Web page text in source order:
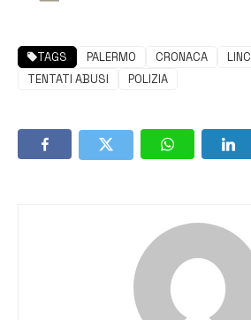
TAGS PALERMO CRONACA
TENTATI ABUSI
POLIZIA